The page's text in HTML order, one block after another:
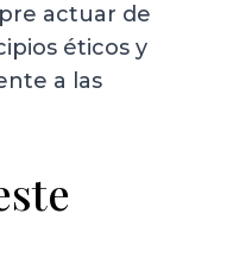
actuar de
éticos y
a las